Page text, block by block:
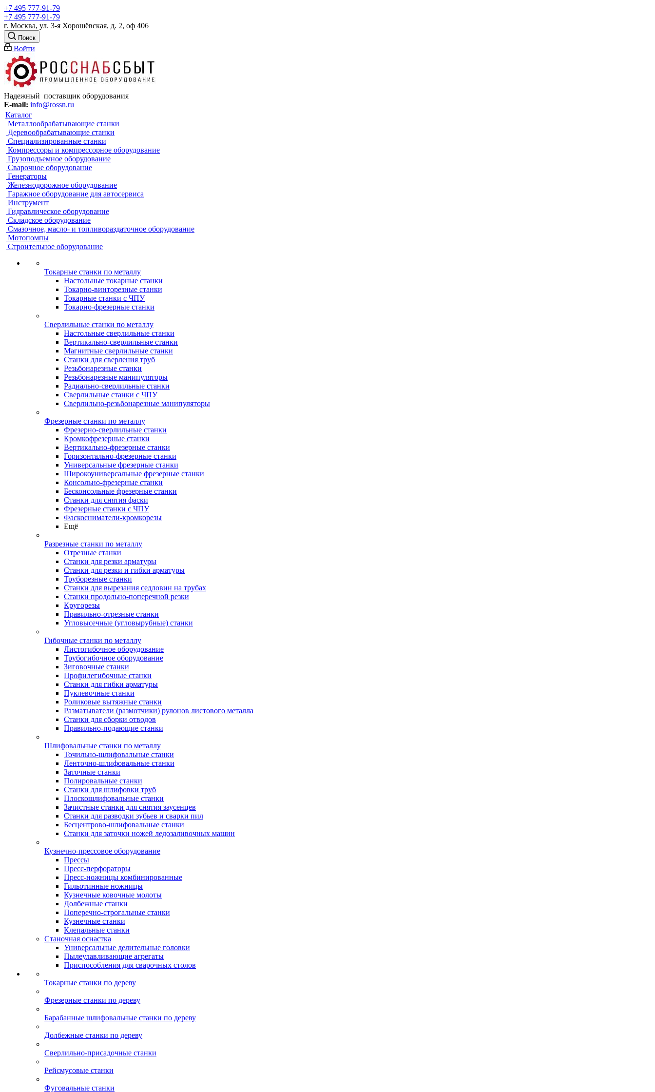
+7 495 777-91-79
+7 495 777-91-79
г. Москва, ул. 3-я Хорошёвская, д. 2, оф 406
Поиск
Войти
Надежный поставщик оборудования
E-mail: info@rossn.ru
Каталог
Металлообрабатывающие станки
Деревообрабатывающие станки
Специализированные станки
Компрессоры и компрессорное оборудование
Грузоподъемное оборудование
Сварочное оборудование
Генераторы
Железнодорожное оборудование
Гаражное оборудование для автосервиса
Инструмент
Гидравлическое оборудование
Складское оборудование
Смазочное, масло- и топливораздаточное оборудование
Мотопомпы
Строительное оборудование
Токарные станки по металлу
Настольные токарные станки
Токарно-винторезные станки
Токарные станки с ЧПУ
Токарно-фрезерные станки
Сверлильные станки по металлу
Настольные сверлильные станки
Вертикально-сверлильные станки
Магнитные сверлильные станки
Станки для сверления труб
Резьбонарезные станки
Резьбонарезные манипуляторы
Радиально-сверлильные станки
Сверлильные станки с ЧПУ
Сверлильно-резьбонарезные манипуляторы
Фрезерные станки по металлу
Фрезерно-сверлильные станки
Кромкофрезерные станки
Вертикально-фрезерные станки
Горизонтально-фрезерные станки
Универсальные фрезерные станки
Широкоуниверсальные фрезерные станки
Консольно-фрезерные станки
Бесконсольные фрезерные станки
Станки для снятия фаски
Фрезерные станки с ЧПУ
Фаскосниматели-кромкорезы
Ещё
Разрезные станки по металлу
Отрезные станки
Станки для резки арматуры
Станки для резки и гибки арматуры
Труборезные станки
Станки для вырезания седловин на трубаx
Станки продольно-поперечной резки
Кругорезы
Правильно-отрезные станки
Угловысечные (угловырубные) станки
Гибочные станки по металлу
Листогибочное оборудование
Трубогибочное оборудование
Зиговочные станки
Профилегибочные станки
Станки для гибки арматуры
Пуклевочные станки
Роликовые вытяжные станки
Разматыватели (размотчики) рулонов листового металла
Станки для сборки отводов
Правильно-подающие станки
Шлифовальные станки по металлу
Точильно-шлифовальные станки
Ленточно-шлифовальные станки
Заточные станки
Полировальные станки
Станки для шлифовки труб
Плоскошлифовальные станки
Зачистные станки для снятия заусенцев
Станки для разводки зубьев и сварки пил
Бесцентрово-шлифовальные станки
Станки для заточки ножей ледозаливочных машин
Кузнечно-прессовое оборудование
Прессы
Пресс-перфораторы
Пресс-ножницы комбинированные
Гильотинные ножницы
Кузнечные ковочные молоты
Долбежные станки
Поперечно-строгальные станки
Кузнечные станки
Клепальные станки
Станочная оснастка
Универсальные делительные головки
Пылеулавливающие агрегаты
Приспособления для сварочных столов
Токарные станки по дереву
Фрезерные станки по дереву
Барабанные шлифовальные станки по дереву
Долбежные станки по дереву
Сверлильно-присадочные станки
Рейсмусовые станки
Фуговальные станки